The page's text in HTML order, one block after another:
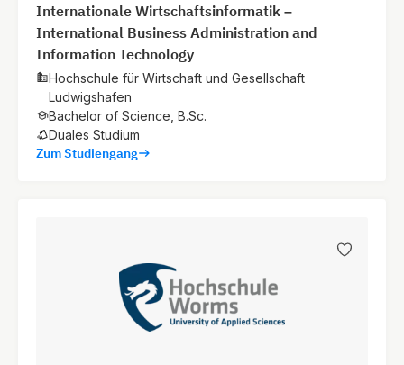
Internationale Wirtschaftsinformatik –
International Business Administration and
Information Technology
Hochschule für Wirtschaft und Gesellschaft
Ludwigshafen
Bachelor of Science, B.Sc.
Duales Studium
Zum Studiengang